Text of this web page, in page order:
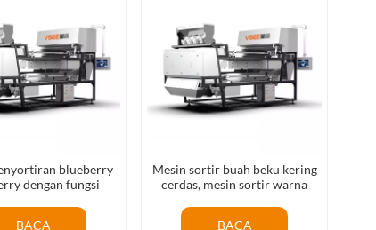
blueberry
dengan fungsi
BACA
Mesin sortir buah beku kering
cerdas, mesin sortir warna
sortir blueberry beku kering
BACA